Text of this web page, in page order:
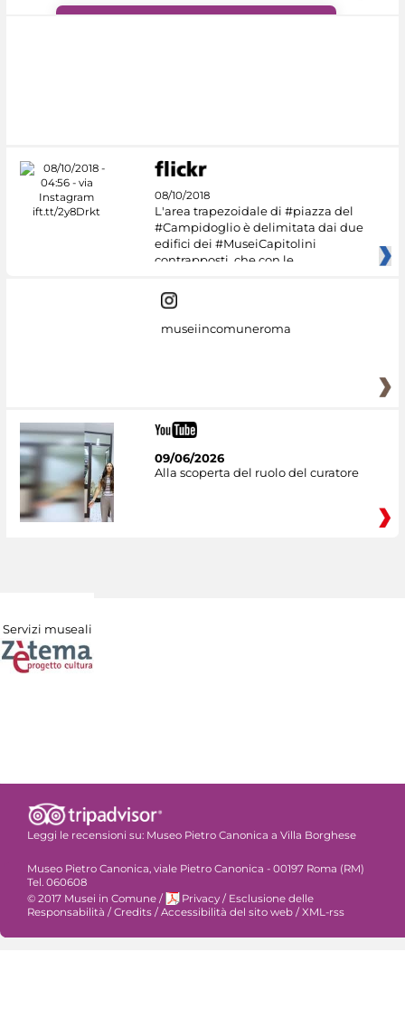
08/10/2018
L'area trapezoidale di #piazza del
#Campidoglio è delimitata dai due
edifici dei #MuseiCapitolini
contrapposti, che con le
museiincomuneroma
09/06/2026
Alla scoperta del ruolo del curatore
Servizi museali
Leggi le recensioni su: Museo Pietro Canonica a Villa Borghese
Museo Pietro Canonica, viale Pietro Canonica - 00197 Roma (RM)
Tel. 060608
© 2017 Musei in Comune / Privacy / Esclusione delle
Responsabilità / Credits / Accessibilità del sito web / XML-rss